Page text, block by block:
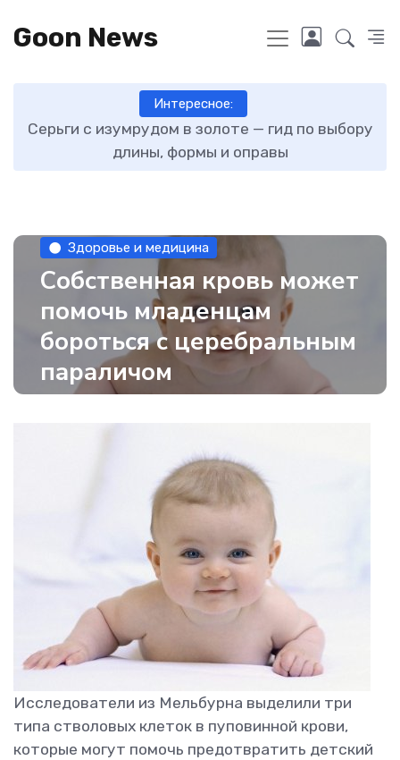
Goon News
Интересное:
Серьги с изумрудом в золоте — гид по выбору
длины, формы и оправы
Здоровье и медицина
Собственная кровь может
помочь младенцам
бороться с церебральным
параличом
Исследователи из Мельбурна выделили три
типа стволовых клеток в пуповинной крови,
которые могут помочь предотвратить детский